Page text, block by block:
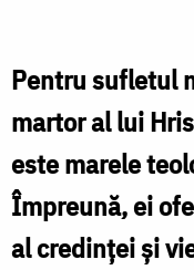
spune
astăzi
Apostolii
și
Pentru sufletul
martor al lui
este marele
Împreună, ei
al credinței și